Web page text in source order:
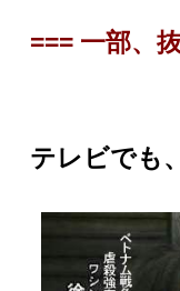
=== 一部、
テレビでも